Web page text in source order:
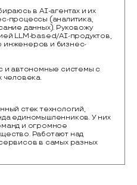
в AI-агентах и их
процессы (аналитика,
данных). Руковожу
LLM-based/AI-продуктов,
и бизнес-
и автономные системы с
человека.
стек технологий,
единомышленников. У них
и огромное
Работают над
в самых разных